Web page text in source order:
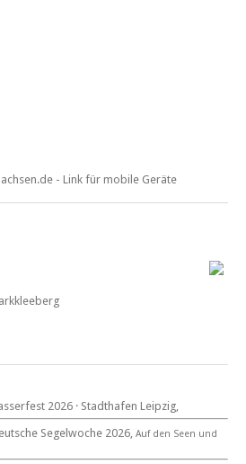
2026 · Stadthafen Leipzig,
Segelwoche 2026, Auf den Seen und